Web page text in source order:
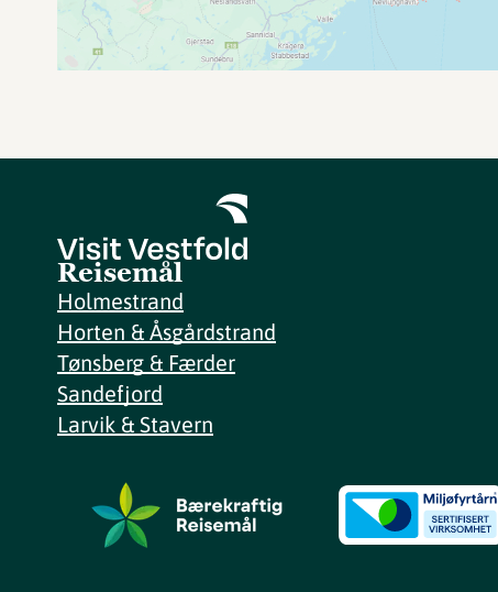
Reisemål
Holmestrand
Horten & Åsgårdstrand
Tønsberg & Færder
Sandefjord
Larvik & Stavern